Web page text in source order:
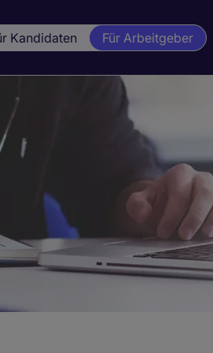
Kandidaten Für Arbeitgeber